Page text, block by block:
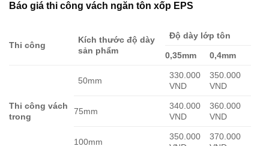
Báo giá thi công vách ngăn tôn xốp EPS
Thi công
Kích thước độ dày
sản phẩm
Độ dày lớp tôn
0,35mm 0,4mm
Thi công vách
trong
50mm
330.000
VND
350.000
VND
75mm
340.000
VND
360.000
VND
100mm
350.000
370.000